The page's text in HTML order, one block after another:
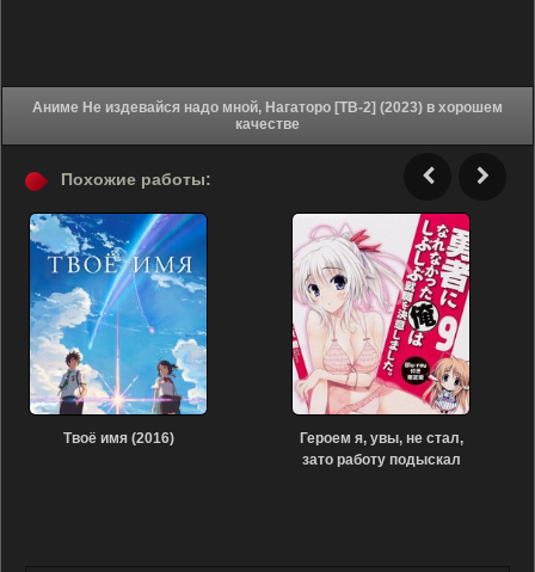
Аниме Не издевайся надо мной, Нагаторо [ТВ-2] (2023) в хорошем
качестве
Похожие работы:
Твоё имя (2016)
Героем я, увы, не стал,
зато работу подыскал